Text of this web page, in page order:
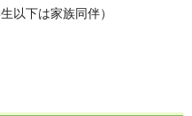
以下は家族同伴）